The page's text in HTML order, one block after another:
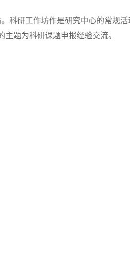
科研工作坊作是研究中心的常规
题为科研课题申报经验交流。